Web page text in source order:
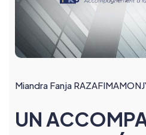
Miandra Fanja
UN